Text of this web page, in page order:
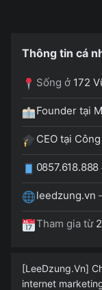
Thông tin cá
Sống ở 172
Founder tại
CEO tại
0857.618.888
leedzung.vn
Tham gia từ
[LeeDzung.Vn]
internet